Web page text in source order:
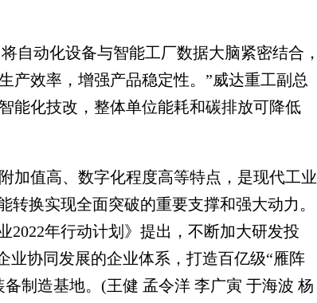
动化设备与智能工厂数据大脑紧密结合，
产效率，增强产品稳定性。”威达重工副总
能化技改，整体单位能耗和碳排放可降低
值高、数字化程度高等特点，是现代工业
转换实现全面突破的重要支撑和强大动力。
2022年行动计划》提出，不断加大研发投
业协同发展的企业体系，打造百亿级“雁阵
制造基地。(王健 孟令洋 李广寅 于海波 杨